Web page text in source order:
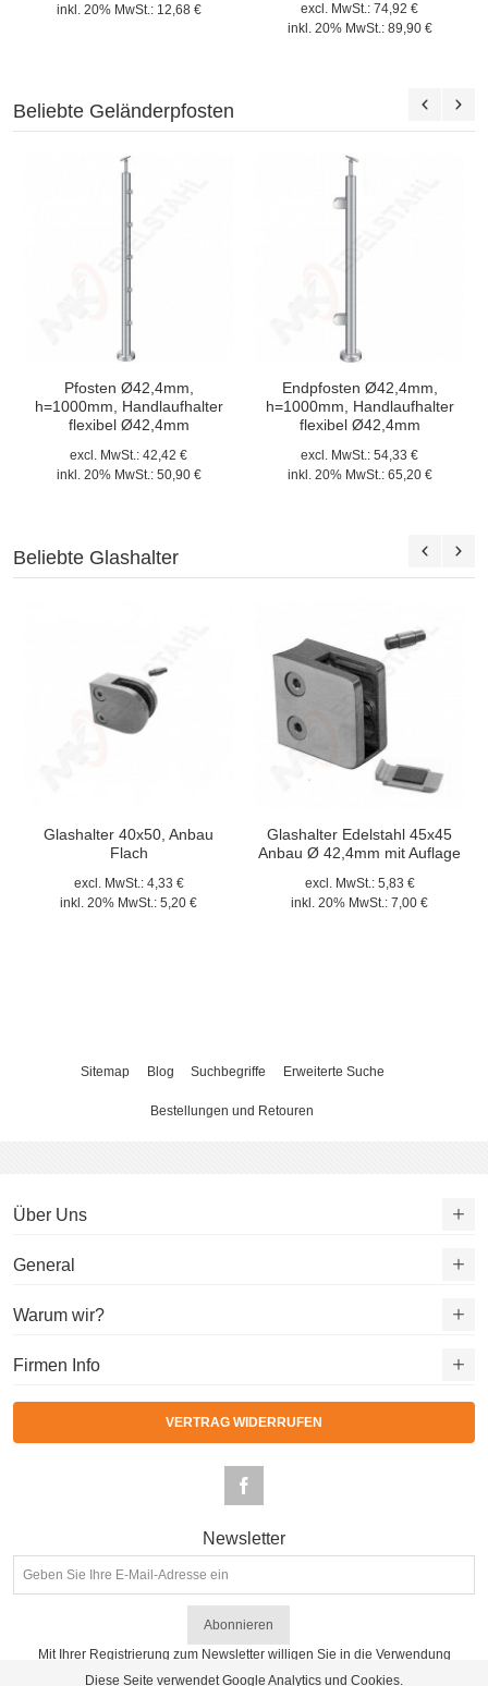
inkl. 20% MwSt.: 12,68 € excl. MwSt.: 74,92 €
inkl. 20% MwSt.: 89,90 €
Beliebte Geländerpfosten
Pfosten Ø42,4mm,
h=1000mm, Handlaufhalter
flexibel Ø42,4mm
excl. MwSt.: 42,42 €
inkl. 20% MwSt.: 50,90 €
Endpfosten Ø42,4mm,
h=1000mm, Handlaufhalter
flexibel Ø42,4mm
excl. MwSt.: 54,33 €
inkl. 20% MwSt.: 65,20 €
Beliebte Glashalter
Glashalter 40x50, Anbau
Flach
excl. MwSt.: 4,33 €
inkl. 20% MwSt.: 5,20 €
Glashalter Edelstahl 45x45
Anbau Ø 42,4mm mit Auflage
excl. MwSt.: 5,83 €
inkl. 20% MwSt.: 7,00 €
Sitemap Blog Suchbegriffe Erweiterte Suche
Bestellungen und Retouren
Über Uns
General
Warum wir?
Firmen Info
VERTRAG WIDERRUFEN
Newsletter
Abonnieren
Mit Ihrer Registrierung zum Newsletter willigen Sie in die Verwendung
Ihrer personenbezogenen Daten nach Maßgabe derDatenschutzhinweise
Diese Seite verwendet Google Analytics und Cookies.